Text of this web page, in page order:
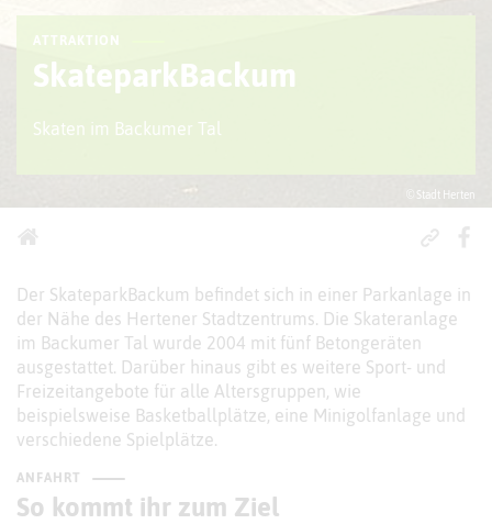
© Stadt Herten
ATTRAKTION
SkateparkBackum
Skaten im Backumer Tal
Der SkateparkBackum befindet sich in einer Parkanlage in
der Nähe des Hertener Stadtzentrums. Die Skateranlage
im Backumer Tal wurde 2004 mit fünf Betongeräten
ausgestattet. Darüber hinaus gibt es weitere Sport- und
Freizeitangebote für alle Altersgruppen, wie
beispielsweise Basketballplätze, eine Minigolfanlage und
verschiedene Spielplätze.
ANFAHRT
So kommt ihr zum Ziel